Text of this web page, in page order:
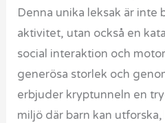
Denna unika leksak är inte
aktivitet, utan också en
social interaktion och
generösa storlek och
erbjuder kryptunneln en
miljö där barn kan utforska,